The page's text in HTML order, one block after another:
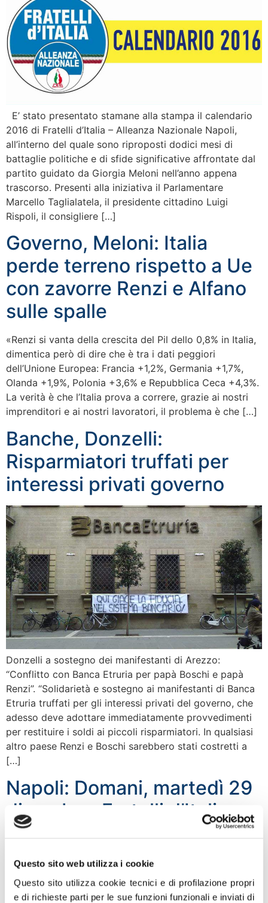
Questo sito web utilizza i cookie
Questo sito utilizza cookie tecnici e di profilazione propri
e di richieste parti per le sue funzioni funzionali e inviati di
E’ stato presentato stamane alla stampa il calendario
2016 di Fratelli d’Italia – Alleanza Nazionale Napoli,
all’interno del quale sono riproposti dodici mesi di
battaglie politiche e di sfide significative affrontate dal
partito guidato da Giorgia Meloni nell’anno appena
trascorso. Presenti alla iniziativa il Parlamentare
Marcello Taglialatela, il presidente cittadino Luigi
Rispoli, il consigliere […]
Governo, Meloni: Italia
perde terreno rispetto a Ue
con zavorre Renzi e Alfano
sulle spalle
«Renzi si vanta della crescita del Pil dello 0,8% in Italia,
dimentica però di dire che è tra i dati peggiori
dell’Unione Europea: Francia +1,2%, Germania +1,7%,
Olanda +1,9%, Polonia +3,6% e Repubblica Ceca +4,3%.
La verità è che l’Italia prova a correre, grazie ai nostri
imprenditori e ai nostri lavoratori, il problema è che […]
Banche, Donzelli:
Risparmiatori truffati per
interessi privati governo
Donzelli a sostegno dei manifestanti di Arezzo:
“Conflitto con Banca Etruria per papà Boschi e papà
Renzi”. “Solidarietà e sostegno ai manifestanti di Banca
Etruria truffati per gli interessi privati del governo, che
adesso deve adottare immediatamente provvedimenti
per restituire i soldi ai piccoli risparmiatori. In qualsiasi
altro paese Renzi e Boschi sarebbero stati costretti a
[…]
Napoli: Domani, martedì 29
dicembre, Fratelli d’Italia –
An presenta alla stampa il
suo calendario 2016